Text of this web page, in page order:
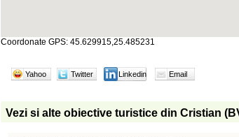
Coordonate GPS: 45.629915,25.485231
Yahoo Twitter Linkedin Email
Vezi si alte obiective turistice din Cristian